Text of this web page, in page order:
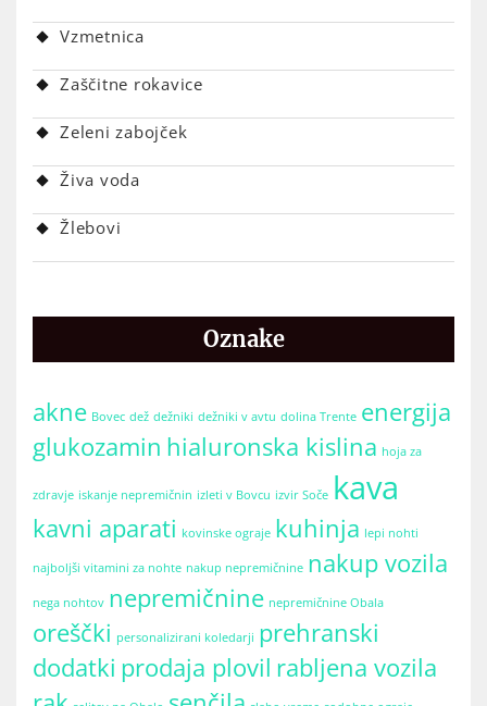
Vzmetnica
Zaščitne rokavice
Zeleni zabojček
Živa voda
Žlebovi
Oznake
akne Bovec dež dežniki dežniki v avtu dolina Trente energija
glukozamin hialuronska kislina hoja za
zdravje iskanje nepremičnin izleti v Bovcu izvir Soče kava
kavni aparati kovinske ograje kuhinja lepi nohti
najboljši vitamini za nohte nakup nepremičnine nakup vozila
nega nohtov nepremičnine nepremičnine Obala
oreščki personalizirani koledarji prehranski
dodatki prodaja plovil rabljena vozila